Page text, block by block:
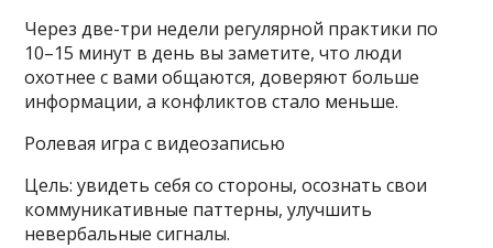
Через две-три недели регулярной практики по
10–15 минут в день вы заметите, что люди
охотнее с вами общаются, доверяют больше
информации, а конфликтов стало меньше.
Ролевая игра с видеозаписью
Цель: увидеть себя со стороны, осознать свои
коммуникативные паттерны, улучшить
невербальные сигналы.